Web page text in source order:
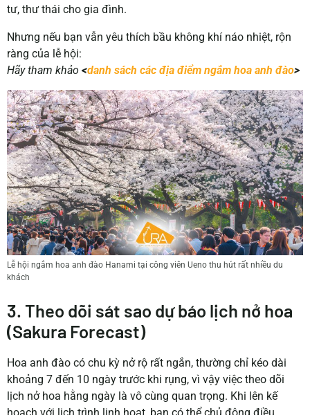
tư, thư thái cho gia đình.
Nhưng nếu bạn vẫn yêu thích bầu không khí náo nhiệt, rộn
ràng của lễ hội:
Hãy tham khảo<danh sách các địa điểm ngắm hoa anh đào>
Lễ hội ngắm hoa anh đào Hanami tại công viên Ueno thu hút rất nhiều du
khách
3. Theo dõi sát sao dự báo lịch nở hoa
(Sakura Forecast)
Hoa anh đào có chu kỳ nở rộ rất ngắn, thường chỉ kéo dài
khoảng 7 đến 10 ngày trước khi rụng, vì vậy việc theo dõi
lịch nở hoa hằng ngày là vô cùng quan trọng. Khi lên kế